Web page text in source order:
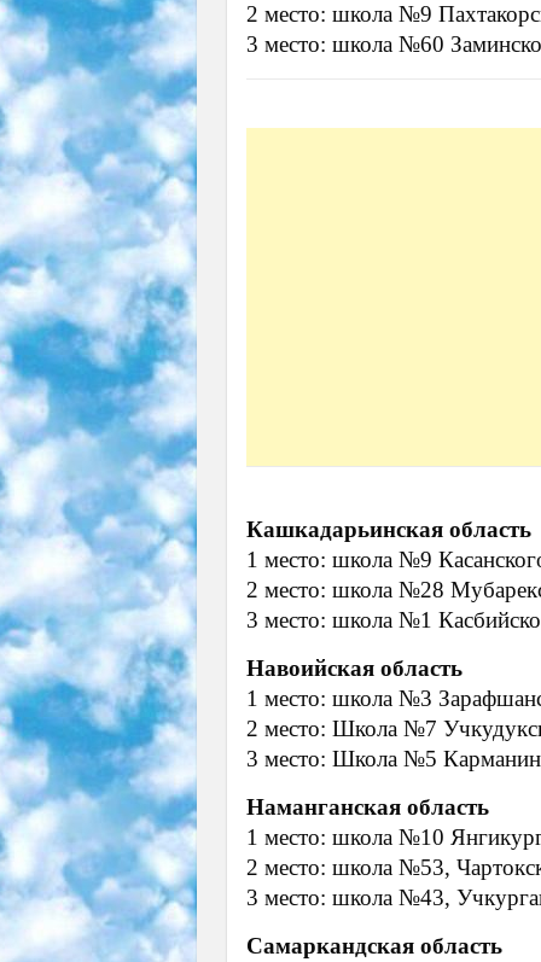
2 место: школа №9
3 место: школа №60
Кашкадарьинская область
1 место: школа №9
2 место: школа №28
3 место: школа №1
Навоийская область
1 место: школа №3
2 место: Школа №7
3 место: Школа №5
Наманганская область
1 место: школа №10
2 место: школа №53,
3 место: школа №43,
Самаркандская область